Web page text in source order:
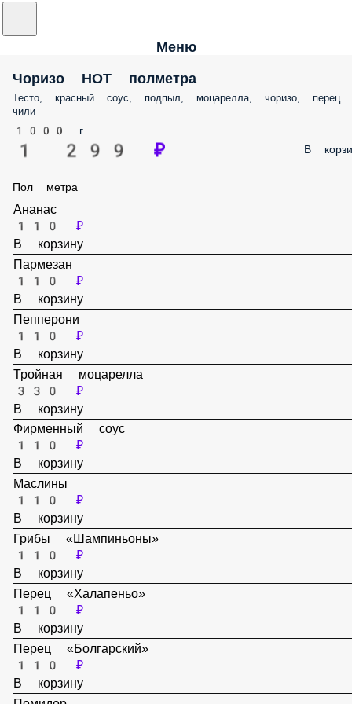
Меню
Чоризо HOT полметра
Тесто, красный соус, подпыл, моцарелла, чоризо, перец
чили
1000 г.
1 299 ₽ В
Пол метра
Ананас
110 ₽
В корзину
Пармезан
110 ₽
В корзину
Пепперони
110 ₽
В корзину
Тройная моцарелла
330 ₽
В корзину
Фирменный соус
110 ₽
В корзину
Маслины
110 ₽
В корзину
Грибы «Шампиньоны»
110 ₽
В корзину
Перец «Халапеньо»